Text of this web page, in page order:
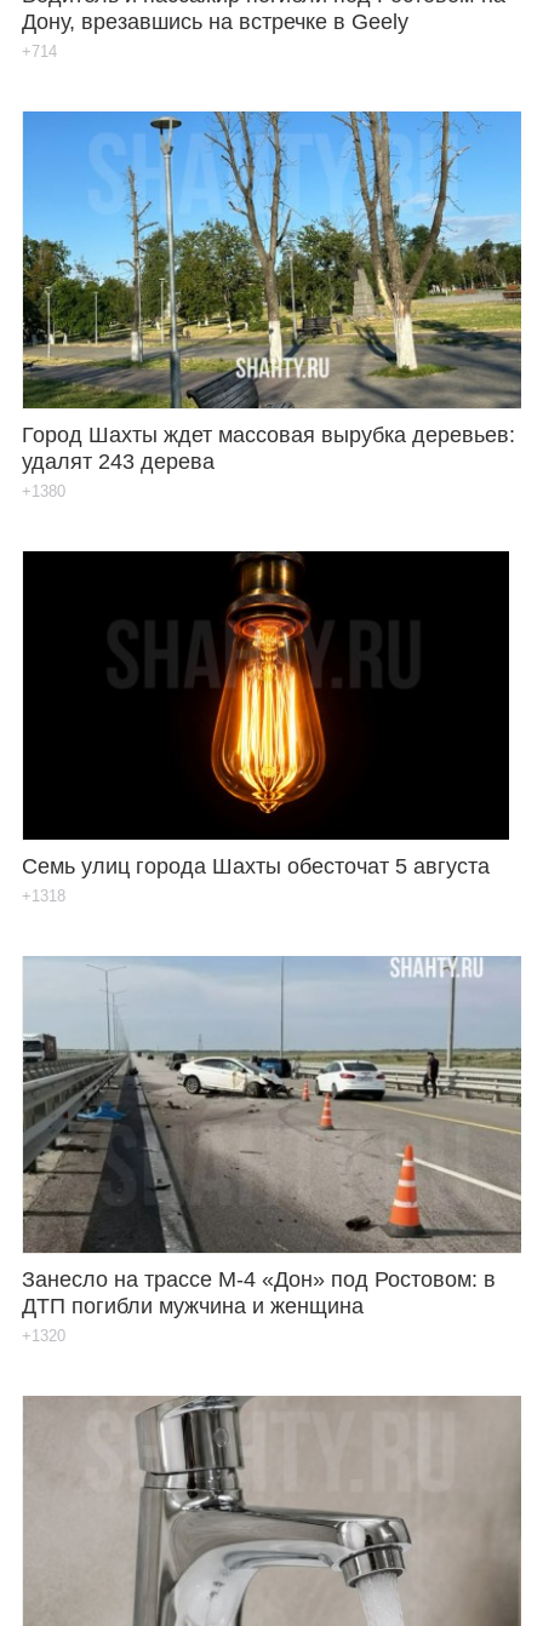
Дону, врезавшись на встречке в Geely
+714
Город Шахты ждет массовая вырубка деревьев:
удалят 243 дерева
+1380
Семь улиц города Шахты обесточат 5 августа
+1318
Занесло на трассе М-4 «Дон» под Ростовом: в
ДТП погибли мужчина и женщина
+1320